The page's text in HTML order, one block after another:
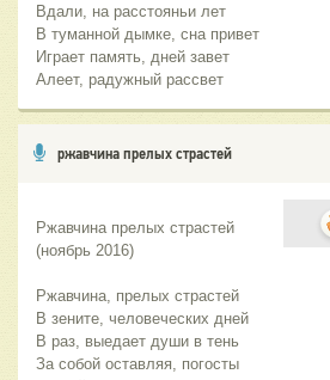
Вдали, на расстояньи лет
В туманной дымке, сна привет
Играет память, дней завет
Алеет, радужный рассвет
ржавчина прелых страстей
Ржавчина прелых страстей
За собой оставляя, погосты